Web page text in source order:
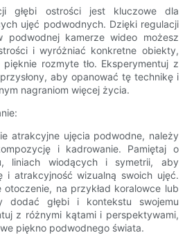
głębi ostrości jest kluczowe dla
ujęć podwodnych. Dzięki regulacji
podwodnej kamerze wideo możesz
i wyróżniać konkretne obiekty,
rozmyte tło. Eksperymentuj z
aby opanować tę technikę i
nagraniom więcej życia.
atrakcyjne ujęcia podwodne, należy
i kadrowanie. Pamiętaj o
liniach wiodących i symetrii, aby
i atrakcyjność wizualną swoich ujęć.
otoczenie, na przykład koralowce lub
dodać głębi i kontekstu swojemu
z różnymi kątami i perspektywami,
piękno podwodnego świata.